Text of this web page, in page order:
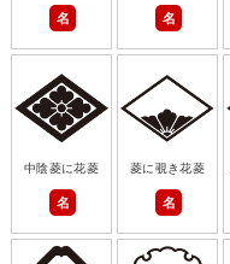
名 名
中陰菱に花菱
名
菱に覗き花菱
名